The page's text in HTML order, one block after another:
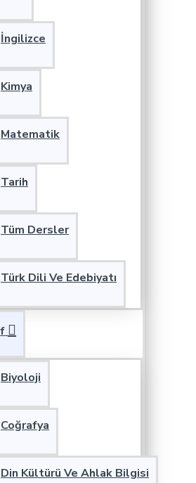
İngilizce
Kimya
Matematik
Tarih
Tüm Dersler
Türk Dili Ve Edebiyatı
Biyoloji
Coğrafya
Din Kültürü Ve Ahlak Bilgisi